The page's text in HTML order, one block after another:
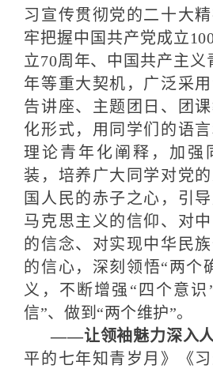
习宣传贯彻党的二十大
牢把握中国共产党成立
立70周年、中国共产主义
年等重大契机，广泛采
告讲座、主题团日、团
化形式，用同学们的语
理论青年化阐释，加强
装，培养广大同学对党
国人民的赤子之心，引
马克思主义的信仰、对
的信念、对实现中华民
的信心，深刻领悟“两个
义，不断增强“四个意识
信”、做到“两个维护”。
——让领袖魅力深入人
平的七年知青岁月》《